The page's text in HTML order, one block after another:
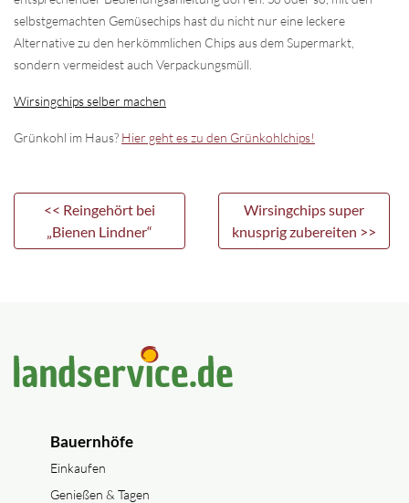
selbstgemachten Gemüsechips hast du nicht nur eine leckere
Alternative zu den herkömmlichen Chips aus dem Supermarkt,
sondern vermeidest auch Verpackungsmüll.
Wirsingchips selber machen
Grünkohl im Haus? Hier geht es zu den Grünkohlchips!
<< Reingehört bei
„Bienen Lindner“
Wirsingchips super
knusprig zubereiten >>
Bauernhöfe
Einkaufen
Genießen & Tagen